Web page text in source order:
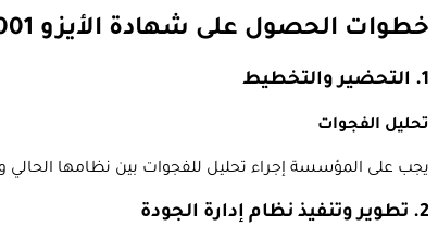
خطوات الحصول على شهادة الأيزو 21001
1. التحضير والتخطيط
تحليل الفجوات
يجب على المؤسسة إجراء تحليل للفجوات بين نظامها الحالي ومتطلبات معيار الأيزو 21001
2. تطوير وتنفيذ نظام إدارة الجودة